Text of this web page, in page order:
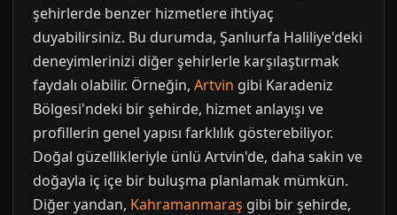
şehirlerde benzer hizmetlere ihtiyaç
duyabilirsiniz. Bu durumda, Şanlıurfa Haliliye'deki
deneyimlerinizi diğer şehirlerle karşılaştırmak
faydalı olabilir. Örneğin, Artvin gibi Karadeniz
Bölgesi'ndeki bir şehirde, hizmet anlayışı ve
profillerin genel yapısı farklılık gösterebiliyor.
Doğal güzellikleriyle ünlü Artvin'de, daha sakin ve
doğayla iç içe bir buluşma planlamak mümkün.
Diğer yandan, Kahramanmaraş gibi bir şehirde,